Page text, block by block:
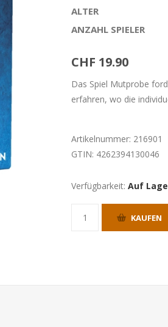
ALTER
ANZAHL SPIELER
CHF 19.90
Das Spiel Mutprobe
erfahren, wo die
Artikelnummer: 216901
GTIN: 4262394130046
Verfügbarkeit: Auf
KAUFEN